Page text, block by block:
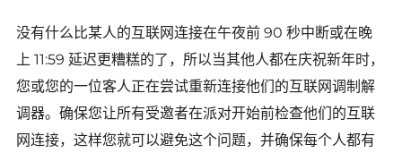
没有什么比某人的互联网连接在午夜前 90 秒中断或在晚
上 11:59 延迟更糟糕的了，所以当其他人都在庆祝新年时，
您或您的一位客人正在尝试重新连接他们的互联网调制解
调器。确保您让所有受邀者在派对开始前检查他们的互联
网连接，这样您就可以避免这个问题，并确保每个人都有